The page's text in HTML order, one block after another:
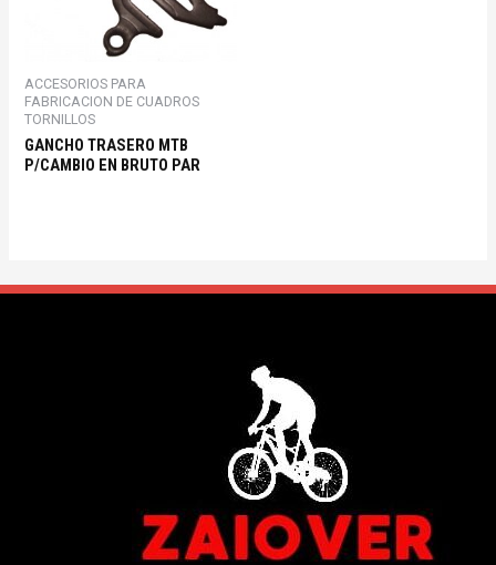
ACCESORIOS PARA
FABRICACION DE CUADROS
TORNILLOS
GANCHO TRASERO MTB
P/CAMBIO EN BRUTO PAR